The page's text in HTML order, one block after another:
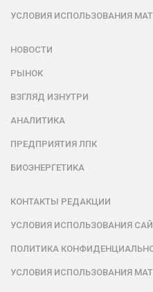
УСЛОВИЯ ИСПОЛЬЗОВАНИЯ
НОВОСТИ
РЫНОК
ВЗГЛЯД ИЗНУТРИ
АНАЛИТИКА
ПРЕДПРИЯТИЯ ЛПК
БИОЭНЕРГЕТИКА
КОНТАКТЫ РЕДАКЦИИ
УСЛОВИЯ ИСПОЛЬЗОВАНИЯ
ПОЛИТИКА
УСЛОВИЯ ИСПОЛЬЗОВАНИЯ